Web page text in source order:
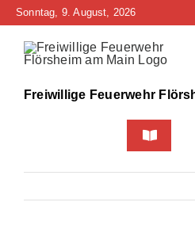
Zum
springen
Sonntag, 9. August, 2026
Freiwillige Feuerwehr
Toggle
Home